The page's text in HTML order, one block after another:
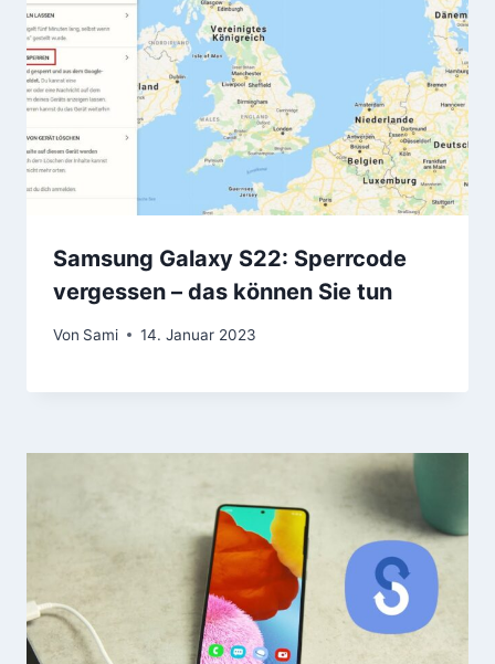
Samsung Galaxy S22: Sperrcode
vergessen – das können Sie tun
Von Sami 14. Januar 2023